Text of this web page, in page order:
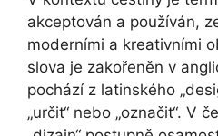
akceptován a používán,
moderními a kreativními
slova je zakořeněn v
pochází z latinského
„určit“ nebo „označit“. V